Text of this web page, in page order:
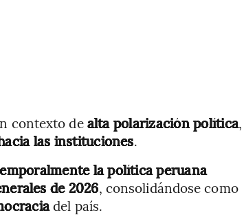
contexto dealta polarización política,
las instituciones.
la política peruana
de 2026, consolidándose como
del país.